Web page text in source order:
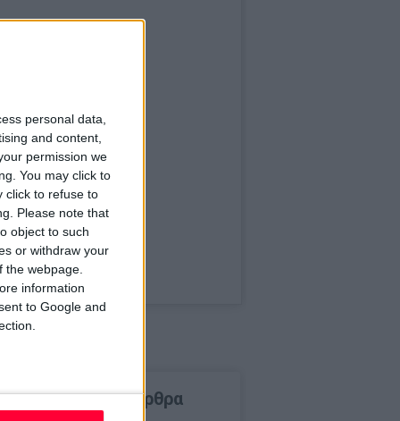
personal data,
and content,
permission we
You may click to
click to refuse to
Please note that
object to such
or withdraw your
webpage.
information
to Google and
δημοφιλέστερα άρθρα